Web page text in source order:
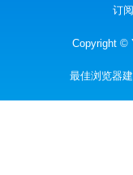
元大期货
元大创投
订
Copyright ©
最佳浏览器